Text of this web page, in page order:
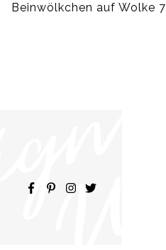
Beinwölkchen auf Wolke 7